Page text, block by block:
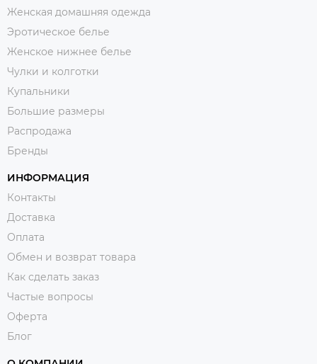
Женская домашняя одежда
Эротическое белье
Женское нижнее белье
Чулки и колготки
Купальники
Большие размеры
Распродажа
Бренды
ИНФОРМАЦИЯ
Контакты
Доставка
Оплата
Обмен и возврат товара
Как сделать заказ
Частые вопросы
Оферта
Блог